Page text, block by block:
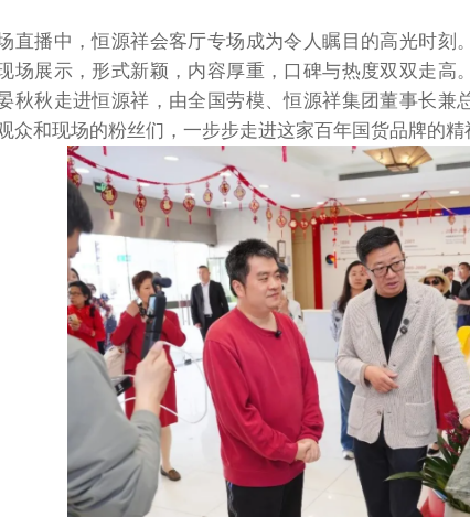
直播中，恒源祥会客厅专场成为令人瞩目的高光时刻
场展示，形式新颖，内容厚重，口碑与热度双双走高
秋秋走进恒源祥，由全国劳模、恒源祥集团董事长兼
众和现场的粉丝们，一步步走进这家百年国货品牌的精